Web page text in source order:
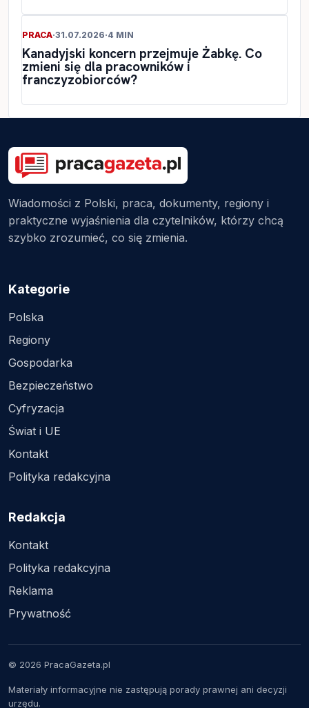
PRACA·31.07.2026·4 MIN
Kanadyjski koncern przejmuje Żabkę. Co
zmieni się dla pracowników i
franczyzobiorców?
Wiadomości z Polski, praca, dokumenty, regiony i
praktyczne wyjaśnienia dla czytelników, którzy chcą
szybko zrozumieć, co się zmienia.
Kategorie
Polska
Regiony
Gospodarka
Bezpieczeństwo
Cyfryzacja
Świat i UE
Kontakt
Polityka redakcyjna
Redakcja
Kontakt
Polityka redakcyjna
Reklama
Prywatność
© 2026 PracaGazeta.pl
Materiały informacyjne nie zastępują porady prawnej ani decyzji
urzędu.